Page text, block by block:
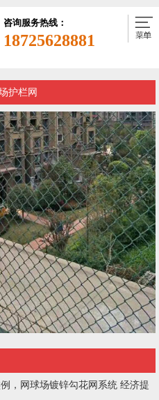
咨询服务热线：
18725628881
护栏网
，网球场镀锌勾花网系统 经济提